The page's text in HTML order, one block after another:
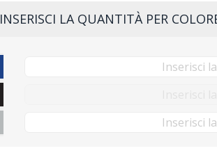
INSERISCI LA QUANTITÀ PER